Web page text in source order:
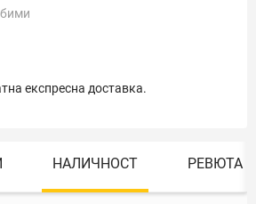
експресна доставка.
НАЛИЧНОСТ РЕВЮТА